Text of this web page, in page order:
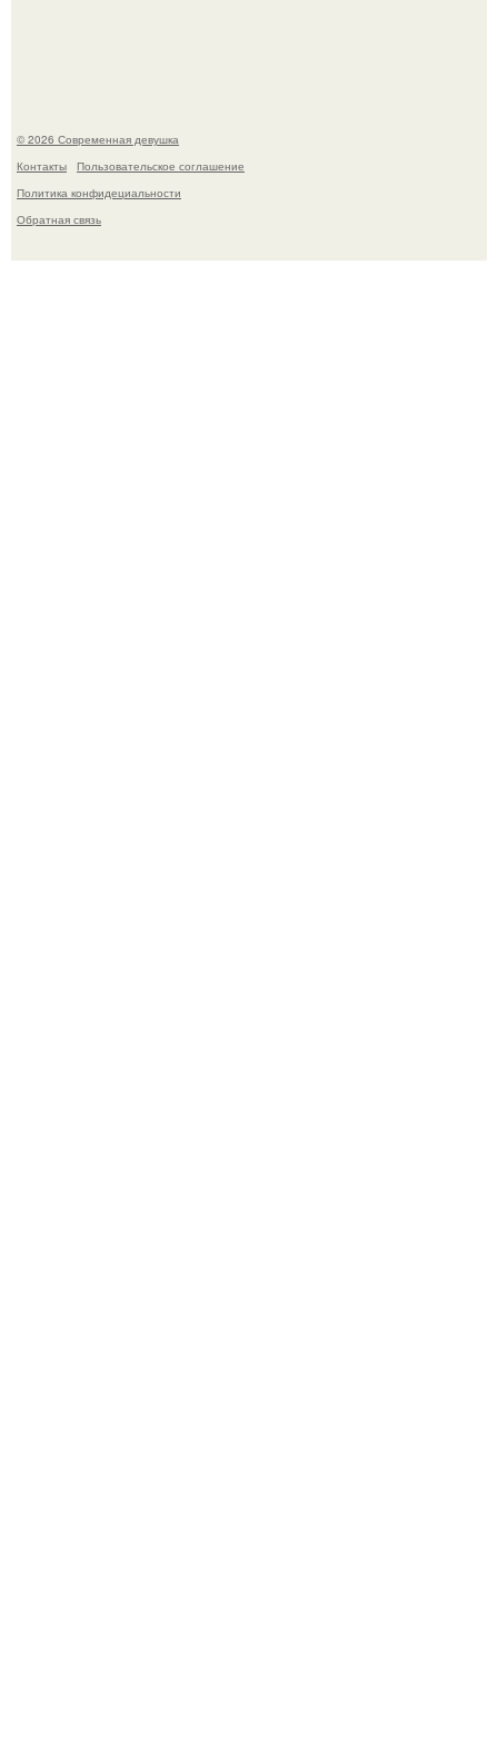
© 2026 Современная девушка
Контакты
Пользовательское соглашение
Политика конфидециальности
Обратная связь